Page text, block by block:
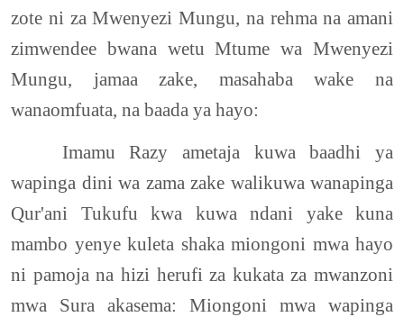
zote ni za Mwenyezi Mungu, na rehma na amani
zimwendee bwana wetu Mtume wa Mwenyezi
Mungu, jamaa zake, masahaba wake na
wanaomfuata, na baada ya hayo:
Imamu Razy ametaja kuwa baadhi ya
wapinga dini wa zama zake walikuwa wanapinga
Qur'ani Tukufu kwa kuwa ndani yake kuna
mambo yenye kuleta shaka miongoni mwa hayo
ni pamoja na hizi herufi za kukata za mwanzoni
mwa Sura akasema: Miongoni mwa wapinga